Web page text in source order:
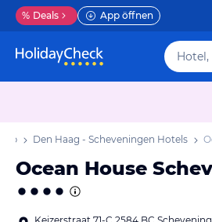
% Deals App öffnen
Den Haag - Scheveningen Hotels
Ocean House